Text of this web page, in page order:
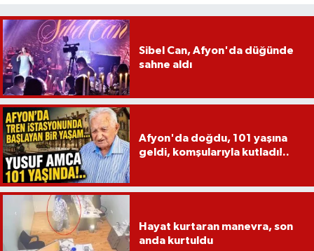
Sibel Can, Afyon'da düğünde
sahne aldı
Afyon'da doğdu, 101 yaşına
geldi, komşularıyla kutladı!..
Hayat kurtaran manevra, son
anda kurtuldu